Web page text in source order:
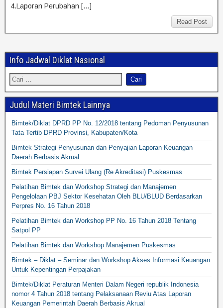
4.Laporan Perubahan […]
Read Post
Info Jadwal Diklat Nasional
Judul Materi Bimtek Lainnya
Bimtek/Diklat DPRD PP No. 12/2018 tentang Pedoman Penyusunan
Tata Tertib DPRD Provinsi, Kabupaten/Kota
Bimtek Strategi Penyusunan dan Penyajian Laporan Keuangan
Daerah Berbasis Akrual
Bimtek Persiapan Survei Ulang (Re Akreditasi) Puskesmas
Pelatihan Bimtek dan Workshop Strategi dan Manajemen
Pengelolaan PBJ Sektor Kesehatan Oleh BLU/BLUD Berdasarkan
Perpres No. 16 Tahun 2018
Pelatihan Bimtek dan Workshop PP No. 16 Tahun 2018 Tentang
Satpol PP
Pelatihan Bimtek dan Workshop Manajemen Puskesmas
Bimtek – Diklat – Seminar dan Workshop Akses Informasi Keuangan
Untuk Kepentingan Perpajakan
Bimtek/Diklat Peraturan Menteri Dalam Negeri republik Indonesia
nomor 4 Tahun 2018 tentang Pelaksanaan Reviu Atas Laporan
Keuangan Pemerintah Daerah Berbasis Akrual